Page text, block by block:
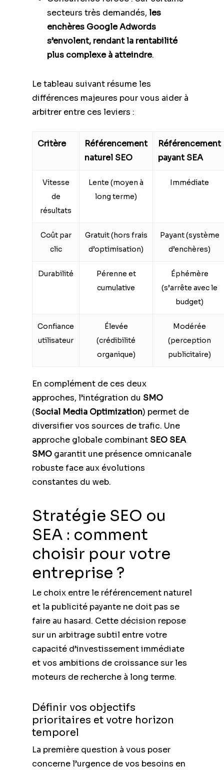
secteurs très demandés, les
enchères Google Adwords
s’envolent, rendant la rentabilité
plus complexe à atteindre.
Le tableau suivant résume les
différences majeures pour vous aider à
arbitrer entre ces leviers :
Critère
Référencement
naturel SEO
Référencement
payant SEA
Vitesse
de
résultats
Lente (moyen à
long terme)
Immédiate
Coût par
clic
Gratuit (hors frais
d’optimisation)
Payant (système
d’enchères)
Durabilité
Pérenne et
cumulative
Éphémère
(s’arrête avec le
budget)
Confiance
utilisateur
Élevée
(crédibilité
organique)
Modérée
(perception
publicitaire)
En complément de ces deux
approches, l’intégration du SMO
(Social Media Optimization) permet de
diversifier vos sources de trafic. Une
approche globale combinant SEO SEA
SMO garantit une présence omnicanale
robuste face aux évolutions
constantes du web.
Stratégie SEO ou
SEA : comment
choisir pour votre
entreprise ?
Le choix entre le référencement naturel
et la publicité payante ne doit pas se
faire au hasard. Cette décision repose
sur un arbitrage subtil entre votre
capacité d’investissement immédiate
et vos ambitions de croissance sur les
moteurs de recherche à long terme.
Définir vos objectifs
prioritaires et votre horizon
temporel
La première question à vous poser
concerne l’urgence de vos besoins en